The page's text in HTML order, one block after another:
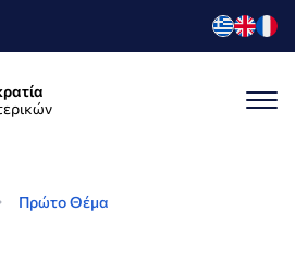
Πρώτο Θέμα